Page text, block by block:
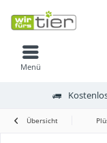
Menü
Übersicht